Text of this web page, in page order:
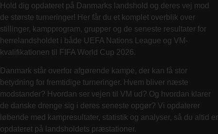
Hold dig opdateret på Danmarks landshold og deres vej mod
de største turneringer! Her får du et komplet overblik over
stillinger, kampprogram, grupper og de seneste resultater for
herrelandsholdet i både UEFA Nations League og VM-
kvalifikationen til FIFA World Cup 2026.
Danmark står overfor afgørende kampe, der kan få stor
betydning for fremtidige turneringer. Hvem bliver næste
modstander? Hvordan ser vejen til VM ud? Og hvordan klarer
de danske drenge sig i deres seneste opgør? Vi opdaterer
løbende med kampresultater, statistik og analyser, så du altid er
opdateret på landsholdets præstationer.